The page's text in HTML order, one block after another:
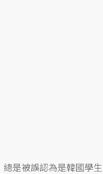
是被誤認為是韓國學